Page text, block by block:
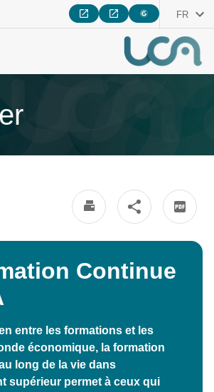
FR
Continue
entre les formations et les
économique, la formation
long de la vie dans
supérieur permet à ceux qui